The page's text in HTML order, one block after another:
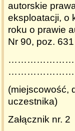
autorskie
eksploatacji, o
roku o prawie
Nr 90, poz.
(miejscowość,
uczestnika)
Załącznik nr. 2